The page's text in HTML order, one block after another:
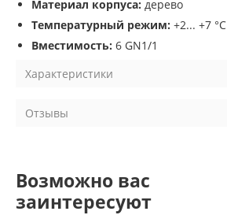
Материал корпуса: дерево
Температурный режим: +2... +7 °C
Вместимость: 6 GN1/1
Характеристики
Отзывы
Возможно вас
заинтересуют